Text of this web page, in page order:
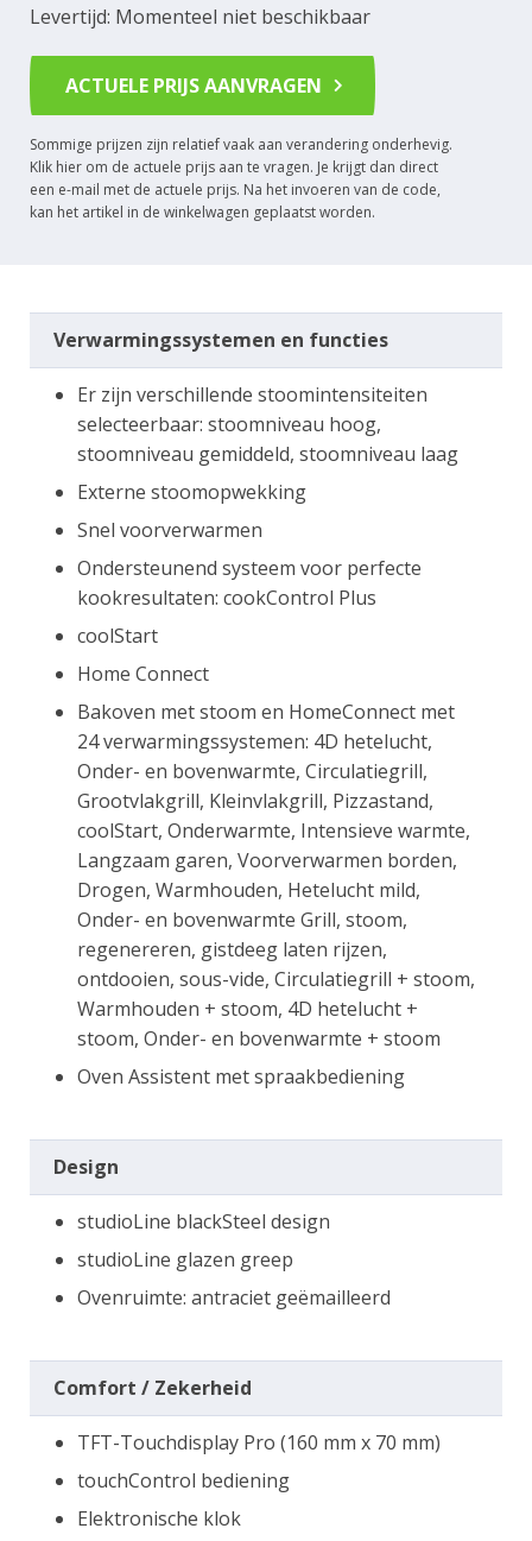
Levertijd: Momenteel niet beschikbaar
ACTUELE PRIJS AANVRAGEN
Sommige prijzen zijn relatief vaak aan verandering onderhevig.
Klik hier om de actuele prijs aan te vragen. Je krijgt dan direct
een e-mail met de actuele prijs. Na het invoeren van de code,
kan het artikel in de winkelwagen geplaatst worden.
Verwarmingssystemen en functies
Er zijn verschillende stoomintensiteiten
selecteerbaar: stoomniveau hoog,
stoomniveau gemiddeld, stoomniveau laag
Externe stoomopwekking
Snel voorverwarmen
Ondersteunend systeem voor perfecte
kookresultaten: cookControl Plus
coolStart
Home Connect
Bakoven met stoom en HomeConnect met
24 verwarmingssystemen: 4D hetelucht,
Onder- en bovenwarmte, Circulatiegrill,
Grootvlakgrill, Kleinvlakgrill, Pizzastand,
coolStart, Onderwarmte, Intensieve warmte,
Langzaam garen, Voorverwarmen borden,
Drogen, Warmhouden, Hetelucht mild,
Onder- en bovenwarmte Grill, stoom,
regenereren, gistdeeg laten rijzen,
ontdooien, sous-vide, Circulatiegrill + stoom,
Warmhouden + stoom, 4D hetelucht +
stoom, Onder- en bovenwarmte + stoom
Oven Assistent met spraakbediening
Design
studioLine blackSteel design
studioLine glazen greep
Ovenruimte: antraciet geëmailleerd
Comfort / Zekerheid
TFT-Touchdisplay Pro (160 mm x 70 mm)
touchControl bediening
Elektronische klok